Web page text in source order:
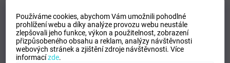
Používáme cookies, abychom Vám umožnili pohodlné
prohlížení webu a díky analýze provozu webu neustále
zlepšovali jeho funkce, výkon a použitelnost,zobrazení
přizpůsobeného obsahu a reklam, analýzy návštěvnosti
webových stránek a zjištění zdroje návštěvnosti.Více
informacízde.
BARVA:
modrá
ROZMĚRY:15 x 13 cm
Doplňkové parametry